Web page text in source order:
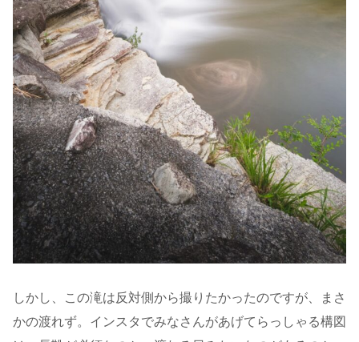
しかし、この滝は反対側から撮りたかったのですが、まさ
かの渡れず。インスタでみなさんがあげてらっしゃる構図